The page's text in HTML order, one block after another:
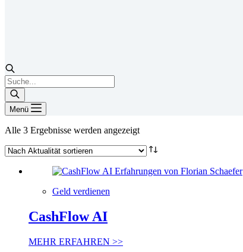
Products
search
Menü
Alle 3 Ergebnisse werden angezeigtNach
sortiert
Geld verdienen
CashFlow AI
MEHR ERFAHREN >>